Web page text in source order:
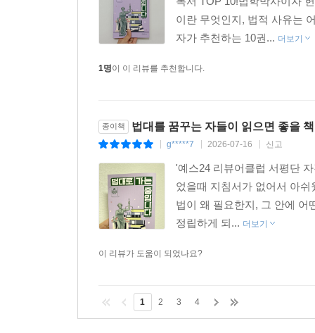
이란 무엇인지, 법적 사유는
자가 추천하는 10권... 더보기
1명이 이 리뷰를 추천합니다.
종이책 법대를 꿈꾸는 자들이 읽으면 좋을
g*****7 2026-07-16 신고
'예스24 리뷰어클럽 서평단
었을때 지침서가 없어서 아
법이 왜 필요한지, 그 안에 어
정립하게 되... 더보기
이 리뷰가 도움이 되었나요?
1 2 3 4